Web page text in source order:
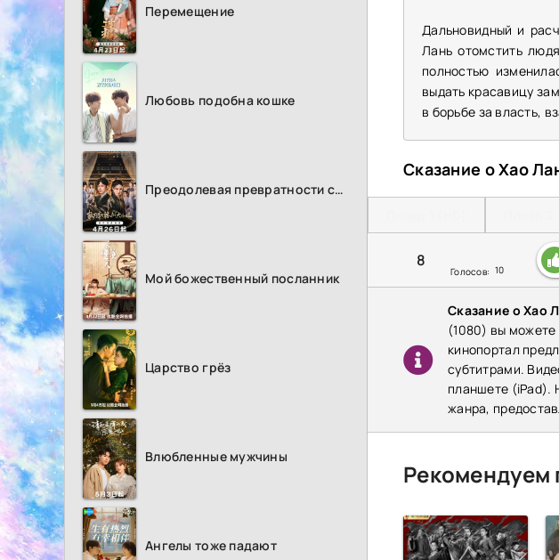
Перемещение
Любовь подобна кошке
Преодолевая превратности судьбы
Мой божественный посланник
Царство грёз
Влюбленные мужчины
Ангелы тоже падают
Дальновидный и
Лань отомстить
полностью
выдать красавицу
в борьбе за власть,
Сказание о Хао
8
Голосов: 10
Сказание о Хао
(1080) вы
кинопортал
субтитрами.
планшете (iPad).
жанра,
Рекомендуем